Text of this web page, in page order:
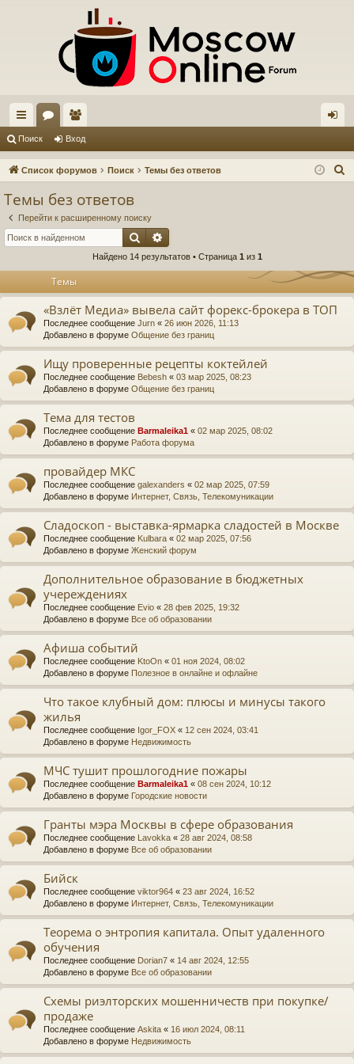
с
ы ум
ол
ьз
ел
д
Поиск Вход
Список форумов Поиск Темы без ответов
Темы без ответов
Перейти к расширенному поиску
Поиск
Найдено 14 результатов • Страница 1 из 1
Темы
«Взлёт Медиа» вывела сайт форекс-брокера в ТОП
Последнее сообщение Jurn « 26 июн 2026, 11:13
Добавлено в форуме Общение без границ
Ищу проверенные рецепты коктейлей
Последнее сообщение Bebesh « 03 мар 2025, 08:23
Добавлено в форуме Общение без границ
Тема для тестов
Последнее сообщение Barmaleika1 « 02 мар 2025, 08:02
Добавлено в форуме Работа форума
провайдер МКС
Последнее сообщение galexanders « 02 мар 2025, 07:59
Добавлено в форуме Интернет, Связь, Телекомуникации
Сладоскоп - выставка-ярмарка сладостей в Москве
Последнее сообщение Kulbara « 02 мар 2025, 07:56
Добавлено в форуме Женский форум
Дополнительное образование в бюджетных
учереждениях
Последнее сообщение Evio « 28 фев 2025, 19:32
Добавлено в форуме Все об образовании
Афиша событий
Последнее сообщение KtoOn « 01 ноя 2024, 08:02
Добавлено в форуме Полезное в онлайне и офлайне
Что такое клубный дом: плюсы и минусы такого
жилья
Последнее сообщение Igor_FOX « 12 сен 2024, 03:41
Добавлено в форуме Недвижимость
МЧС тушит прошлогодние пожары
Последнее сообщение Barmaleika1 « 08 сен 2024, 10:12
Добавлено в форуме Городские новости
Гранты мэра Москвы в сфере образования
Последнее сообщение Lavokka « 28 авг 2024, 08:58
Добавлено в форуме Все об образовании
Бийск
Последнее сообщение viktor964 « 23 авг 2024, 16:52
Добавлено в форуме Интернет, Связь, Телекомуникации
Теорема о энтропия капитала. Опыт удаленного
обучения
Последнее сообщение Dorian7 « 14 авг 2024, 12:55
Добавлено в форуме Все об образовании
Схемы риэлторских мошенничеств при покупке/
продаже
Последнее сообщение Askita « 16 июл 2024, 08:11
Добавлено в форуме Недвижимость